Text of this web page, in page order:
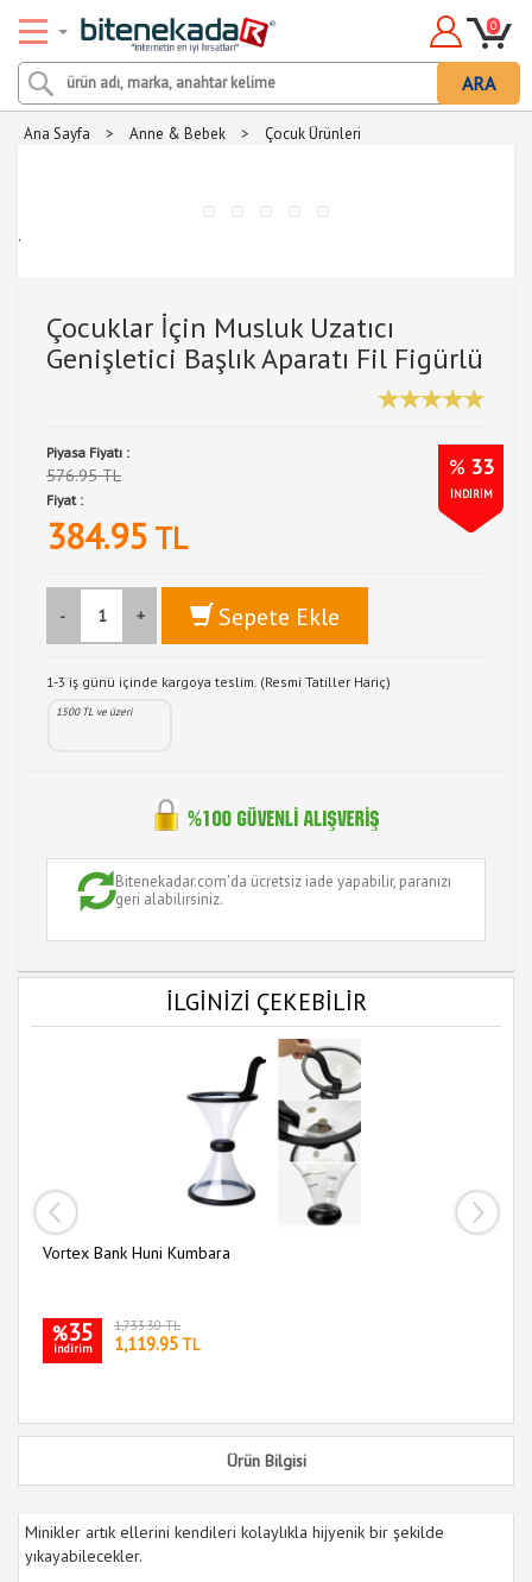
ARA
0
Ana Sayfa > Anne & Bebek > Çocuk Ürünleri
.
Çocuklar İçin Musluk Uzatıcı
Genişletici Başlık Aparatı Fil Figürlü
Piyasa Fiyatı :
576.95 TL % 33
İNDİRİM
Fiyat :
384.95 TL
- + Sepete Ekle
1-3 iş günü içinde kargoya teslim. (Resmi Tatiller Hariç)
1500 TL ve üzeri
Bitenekadar.com'da ücretsiz iade yapabilir, paranızı
geri alabilirsiniz.
İLGİNİZİ ÇEKEBİLİR
Vortex Bank Huni Kumbara
%35
indirim
1,733.30 TL
1,119.95 TL
Ürün Bilgisi
Minikler artık ellerini kendileri kolaylıkla hijyenik bir şekilde
yıkayabilecekler.